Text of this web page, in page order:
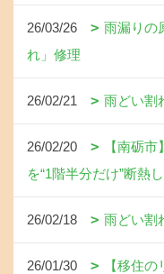
26/03/26
雨漏りの
れ」修理
26/02/21 雨どい割
26/02/20
【南砺
を“1階半分だけ”断熱
26/02/18 雨どい割
26/01/30
【移住